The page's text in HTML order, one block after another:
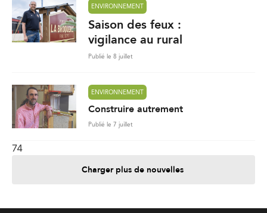
ENVIRONNEMENT
Saison des feux :
vigilance au rural
Publié le 8 juillet
ENVIRONNEMENT
Construire autrement
Publié le 7 juillet
74
Charger plus de nouvelles